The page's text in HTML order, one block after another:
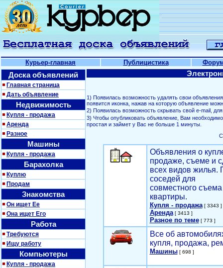
Курьер-главная Публицистика
Доска объявлений
Главная страница
Дать объявление
Недвижимость
Купля - продажа
Аренда
Разное
Машины
Купля - продажа
Барахолка
Куплю
Продам
Знакомства
Он ищет Ее
Она ищет Его
Работа
Требуются
Ищу работу
Компьютеры
Купля - продажа
1) Появилась возможность удалять свои
появится иконка, нажав на которую объявление
2) Появилась возможность скрывать свой е-mail,
3) Чтобы опубликовать объявление, Вам
простая и займет у Вас не больше 1 минуты.
Объявления о
продаже, съеме и
всех видов жилья.
соседей для
совместного съема
квартиры.
Купля - продажа[ 3343 ]
Аренда[ 3413 ]
Разное по теме[ 773 ]
Все об
купля, продажа,
Машины[ 698 ]